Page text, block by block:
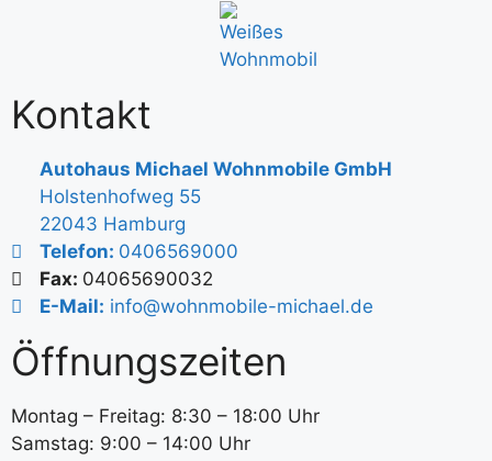
Kontakt
Autohaus Michael Wohnmobile GmbH
Holstenhofweg 55
22043 Hamburg
Telefon: 0406569000
Fax: 04065690032
E-Mail: info@wohnmobile-michael.de
Öffnungszeiten
Montag – Freitag: 8:30 – 18:00 Uhr
Samstag: 9:00 – 14:00 Uhr